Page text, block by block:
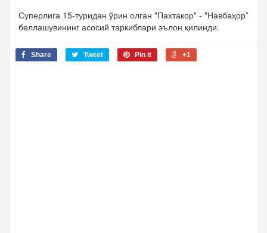
Суперлига 15-туридан ўрин олган "Пахтакор" - "Навбаҳор”
беллашувининг асосий таркиблари эълон қилинди.
Share Tweet Pin it +1